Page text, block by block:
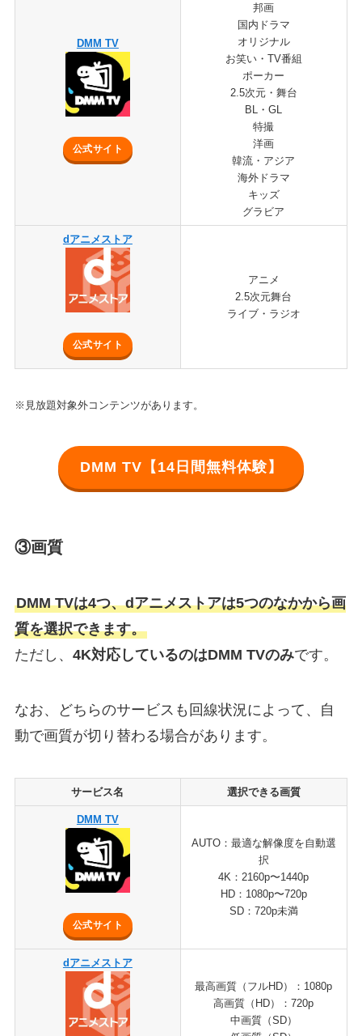
DMM TV
公式サイト
邦画
国内ドラマ
オリジナル
お笑い・TV番組
ポーカー
2.5次元・舞台
BL・GL
特撮
洋画
韓流・アジア
海外ドラマ
キッズ
グラビア
dアニメストア
公式サイト
アニメ
2.5次元舞台
ライブ・ラジオ
※見放題対象外コンテンツがあります。
DMM TV【14日間無料体験】
③画質
DMM TVは4つ、dアニメストアは5つのなかから画
質を選択できます。
ただし、 4K対応しているのはDMM TVのみです。
なお、どちらのサービスも回線状況によって、自
動で画質が切り替わる場合があります。
サービス名 選択できる画質
DMM TV
公式サイト
AUTO：最適な解像度を自動選
択
4K：2160p〜1440p
HD：1080p〜720p
SD：720p未満
dアニメストア
最高画質（フルHD）：1080p
高画質（HD）：720p
中画質（SD）